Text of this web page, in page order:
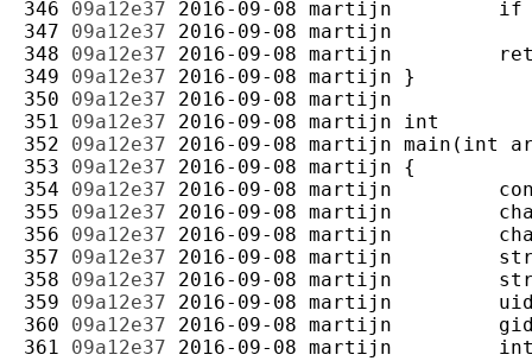
346 09a12e37 2016-09-08 martijn
347 09a12e37 2016-09-08 martijn
348 09a12e37 2016-09-08 martijn
349 09a12e37 2016-09-08 martijn
350 09a12e37 2016-09-08 martijn
351 09a12e37 2016-09-08 martijn
352 09a12e37 2016-09-08 martijn
353 09a12e37 2016-09-08 martijn
354 09a12e37 2016-09-08 martijn
355 09a12e37 2016-09-08 martijn
356 09a12e37 2016-09-08 martijn
357 09a12e37 2016-09-08 martijn
358 09a12e37 2016-09-08 martijn
359 09a12e37 2016-09-08 martijn
360 09a12e37 2016-09-08 martijn
361 09a12e37 2016-09-08 martijn